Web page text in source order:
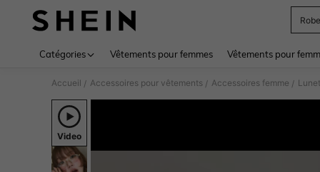
Robe
Catégories Vêtements pour femmes Vêtements pour
Accueil / Accessoires pour vêtements / Accessoires femme /
Video